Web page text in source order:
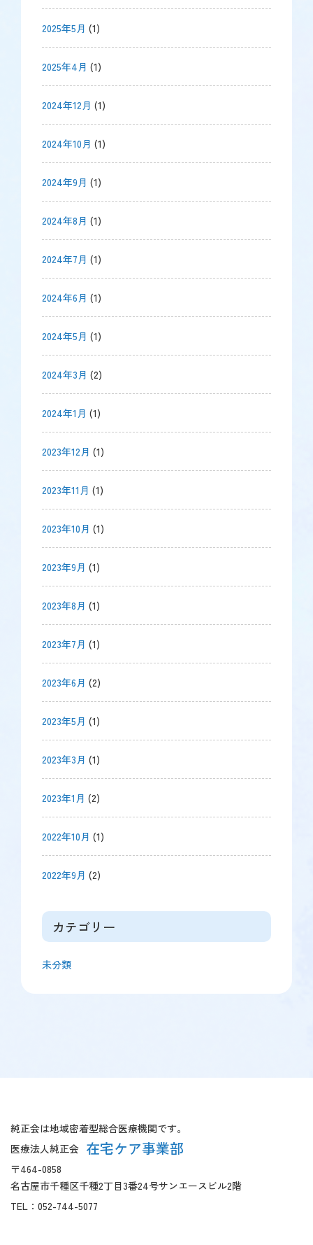
2025年5月 (1)
2025年4月 (1)
2024年12月 (1)
2024年10月 (1)
2024年9月 (1)
2024年8月 (1)
2024年7月 (1)
2024年6月 (1)
2024年5月 (1)
2024年3月 (2)
2024年1月 (1)
2023年12月 (1)
2023年11月 (1)
2023年10月 (1)
2023年9月 (1)
2023年8月 (1)
2023年7月 (1)
2023年6月 (2)
2023年5月 (1)
2023年3月 (1)
2023年1月 (2)
2022年10月 (1)
2022年9月 (2)
カテゴリー
未分類
す】
始】
純正会は地域密着型総合医療機関です。
医療法人純正会 在宅ケア事業部
〒464-0858
名古屋市千種区千種2丁目3番24号サンエースビル2階
TEL： 052-744-5077